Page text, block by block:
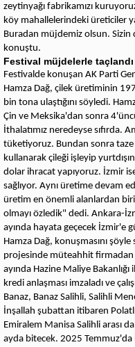
zeytinyağı fabrikamızı
köy mahallelerindeki üreticiler
Buradan müjdemiz olsun.
konuştu.
Festival müjdelerle taçlandı
Festivalde konuşan AK Parti
Hamza Dağ, çilek üretiminin
bin tona ulaştığını söyledi.
Çin ve Meksika'dan sonra
İthalatımız neredeyse sıfırda.
tüketiyoruz. Bundan sonra taze
kullanarak çileği işleyip
dolar ihracat yapıyoruz. İzmir
sağlıyor. Aynı üretime devam
üretim en önemli alanlardan
olmayı özledik" dedi. Ankara-
ayında hayata geçecek İzmir'e
Hamza Dağ, konuşmasını
projesinde müteahhit
ayında Hazine Maliye
kredi anlaşması imzaladı ve
Banaz, Banaz Salihli, Salihli
İnşallah şubattan itibaren
Emiralem Manisa Salihli arası
ayda bitecek. 2025 Temmuz'da